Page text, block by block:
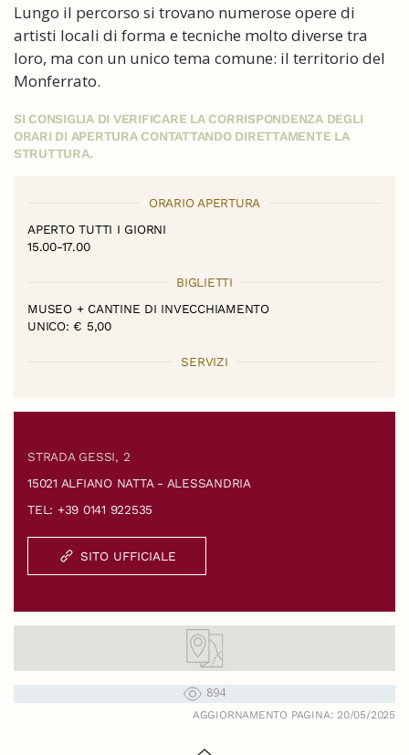
Lungo il percorso si trovano numerose opere di
artisti locali di forma e tecniche molto diverse tra
loro, ma con un unico tema comune: il territorio del
Monferrato.
SI CONSIGLIA DI VERIFICARE LA CORRISPONDENZA DEGLI
ORARI DI APERTURA CONTATTANDO DIRETTAMENTE LA
STRUTTURA.
ORARIO APERTURA
APERTO TUTTI I GIORNI
15.00-17.00
BIGLIETTI
MUSEO + CANTINE DI INVECCHIAMENTO
UNICO: € 5,00
SERVIZI
STRADA GESSI, 2
15021 ALFIANO NATTA - ALESSANDRIA
TEL: +39 0141 922535
SITO UFFICIALE
894
AGGIORNAMENTO PAGINA: 20/05/2025